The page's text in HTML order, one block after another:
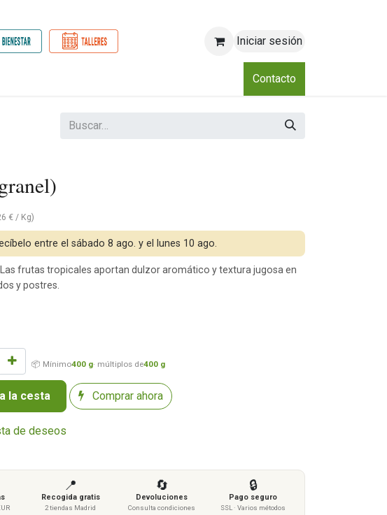
Iniciar sesión
Club
Contacto
€ / Kg)
📦 Mínimo400 g· múltiplos de400 g
la cesta Comprar ahora
de deseos
entre el sábado 8 ago. y el lunes 10 ago.
frutas tropicales aportan dulzor aromático y textura jugosa en
y postres.
📍
Recogida gratis
2 tiendas Madrid
🔄
Devoluciones
Consulta condiciones
🔒
Pago seguro
SSL · Varios métodos